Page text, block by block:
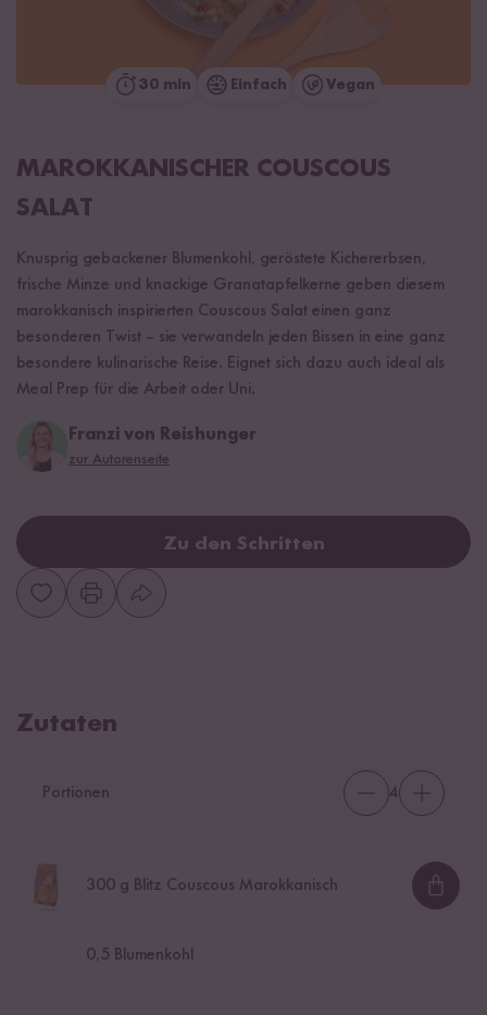
30 min Einfach Vegan
MAROKKANISCHER COUSCOUS
SALAT
Knusprig gebackener Blumenkohl, geröstete Kichererbsen,
frische Minze und knackige Granatapfelkerne geben diesem
marokkanisch inspirierten Couscous Salat einen ganz
besonderen Twist – sie verwandeln jeden Bissen in eine ganz
besondere kulinarische Reise. Eignet sich dazu auch ideal als
Meal Prep für die Arbeit oder Uni.
Franzi von Reishunger
zur Autorenseite
Zu den Schritten
Zutaten
Portionen 4
300 g Blitz Couscous Marokkanisch
0,5 Blumenkohl